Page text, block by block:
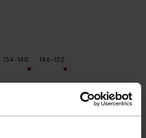
134-140 146-152